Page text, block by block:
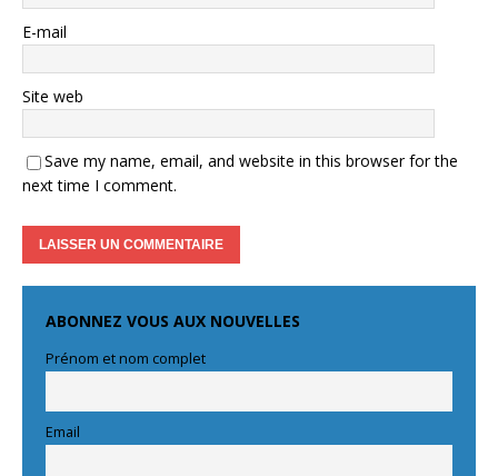
E-mail
Site web
Save my name, email, and website in this browser for the
next time I comment.
ABONNEZ VOUS AUX NOUVELLES
Prénom et nom complet
Email